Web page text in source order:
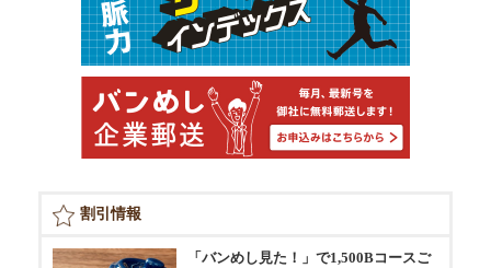
割引情報
「バンめし見た！」で1,500Bコースご